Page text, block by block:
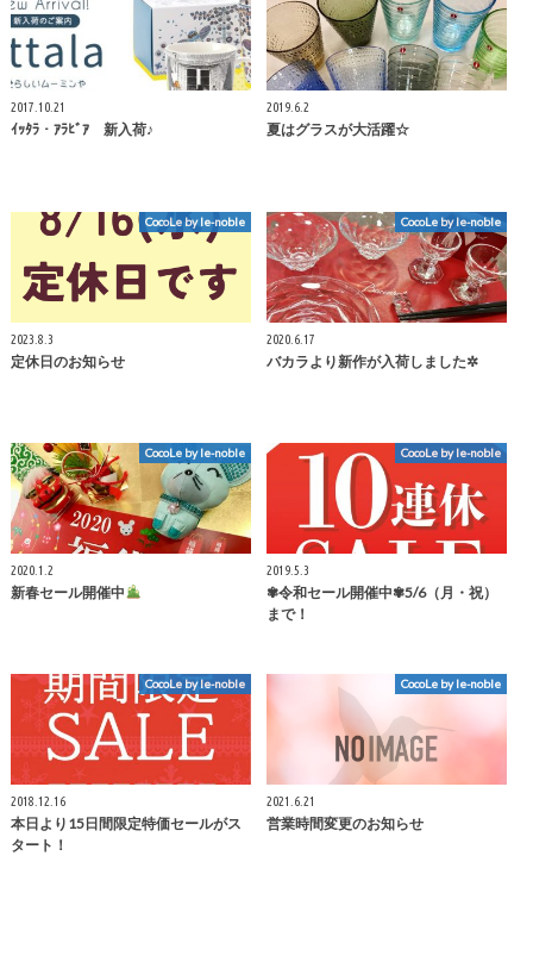
2017.10.21
ｲｯﾀﾗ・ｱﾗﾋﾞｱ 新入荷♪
2019.6.2
夏はグラスが大活躍☆
CocoLe by le-noble
2023.8.3
定休日のお知らせ
CocoLe by le-noble
2020.6.17
バカラより新作が入荷しました✲
CocoLe by le-noble
2020.1.2
新春セール開催中
CocoLe by le-noble
2019.5.3
✾令和セール開催中✾5/6（月・祝）
まで！
CocoLe by le-noble
2018.12.16
本日より15日間限定特価セールがス
タート！
CocoLe by le-noble
2021.6.21
営業時間変更のお知らせ